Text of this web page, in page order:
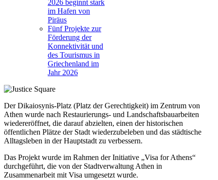
2026 beginnt stark
im Hafen von
Piräus
Fünf Projekte zur
Förderung der
Konnektivität und
des Tourismus in
Griechenland im
Jahr 2026
Der Dikaiosynis-Platz (Platz der Gerechtigkeit) im Zentrum von
Athen wurde nach Restaurierungs- und Landschaftsbauarbeiten
wiedereröffnet, die darauf abzielten, einen der historischen
öffentlichen Plätze der Stadt wiederzubeleben und das städtische
Alltagsleben in der Hauptstadt zu verbessern.
Das Projekt wurde im Rahmen der Initiative „Visa for Athens“
durchgeführt, die von der Stadtverwaltung Athen in
Zusammenarbeit mit Visa umgesetzt wurde.